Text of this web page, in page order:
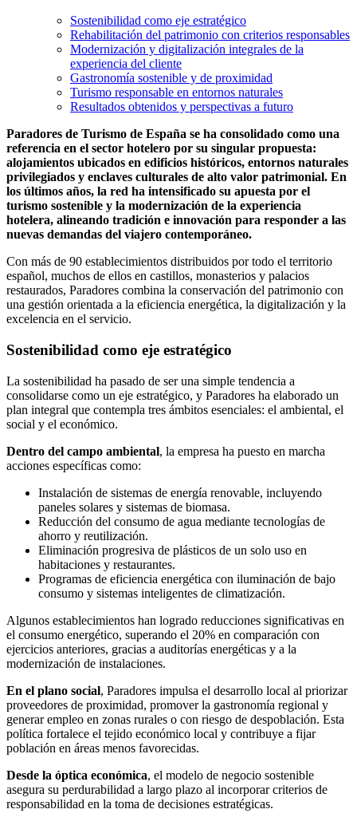
Sostenibilidad como eje estratégico
Rehabilitación del patrimonio con criterios responsables
Modernización y digitalización integrales de la
experiencia del cliente
Gastronomía sostenible y de proximidad
Turismo responsable en entornos naturales
Resultados obtenidos y perspectivas a futuro
Paradores de Turismo de España se ha consolidado como una
referencia en el sector hotelero por su singular propuesta:
alojamientos ubicados en edificios históricos, entornos naturales
privilegiados y enclaves culturales de alto valor patrimonial. En
los últimos años, la red ha intensificado su apuesta por el
turismo sostenible y la modernización de la experiencia
hotelera, alineando tradición e innovación para responder a las
nuevas demandas del viajero contemporáneo.
Con más de 90 establecimientos distribuidos por todo el territorio
español, muchos de ellos en castillos, monasterios y palacios
restaurados, Paradores combina la conservación del patrimonio con
una gestión orientada a la eficiencia energética, la digitalización y la
excelencia en el servicio.
Sostenibilidad como eje estratégico
La sostenibilidad ha pasado de ser una simple tendencia a
consolidarse como un eje estratégico, y Paradores ha elaborado un
plan integral que contempla tres ámbitos esenciales: el ambiental, el
social y el económico.
Dentro del campo ambiental, la empresa ha puesto en marcha
acciones específicas como:
Instalación de sistemas de energía renovable, incluyendo
paneles solares y sistemas de biomasa.
Reducción del consumo de agua mediante tecnologías de
ahorro y reutilización.
Eliminación progresiva de plásticos de un solo uso en
habitaciones y restaurantes.
Programas de eficiencia energética con iluminación de bajo
consumo y sistemas inteligentes de climatización.
Algunos establecimientos han logrado reducciones significativas en
el consumo energético, superando el 20% en comparación con
ejercicios anteriores, gracias a auditorías energéticas y a la
modernización de instalaciones.
En el plano social, Paradores impulsa el desarrollo local al priorizar
proveedores de proximidad, promover la gastronomía regional y
generar empleo en zonas rurales o con riesgo de despoblación. Esta
política fortalece el tejido económico local y contribuye a fijar
población en áreas menos favorecidas.
Desde la óptica económica, el modelo de negocio sostenible
asegura su perdurabilidad a largo plazo al incorporar criterios de
responsabilidad en la toma de decisiones estratégicas.